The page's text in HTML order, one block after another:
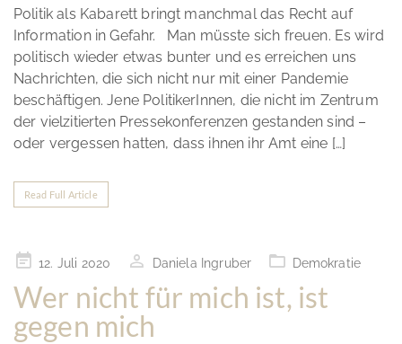
Politik als Kabarett bringt manchmal das Recht auf
Information in Gefahr. Man müsste sich freuen. Es wird
politisch wieder etwas bunter und es erreichen uns
Nachrichten, die sich nicht nur mit einer Pandemie
beschäftigen. Jene PolitikerInnen, die nicht im Zentrum
der vielzitierten Pressekonferenzen gestanden sind –
oder vergessen hatten, dass ihnen ihr Amt eine […]
Read Full Article
Posted12. Juli 2020 Daniela Ingruber Demokratie
Wer nicht für mich ist, ist
gegen mich